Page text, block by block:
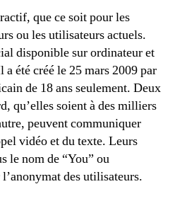
que ce soit pour les
ou les utilisateurs actuels.
disponible sur ordinateur et
été créé le 25 mars 2009 par
de 18 ans seulement. Deux
qu’elles soient à des milliers
peuvent communiquer
vidéo et du texte. Leurs
le nom de “You” ou
des utilisateurs.